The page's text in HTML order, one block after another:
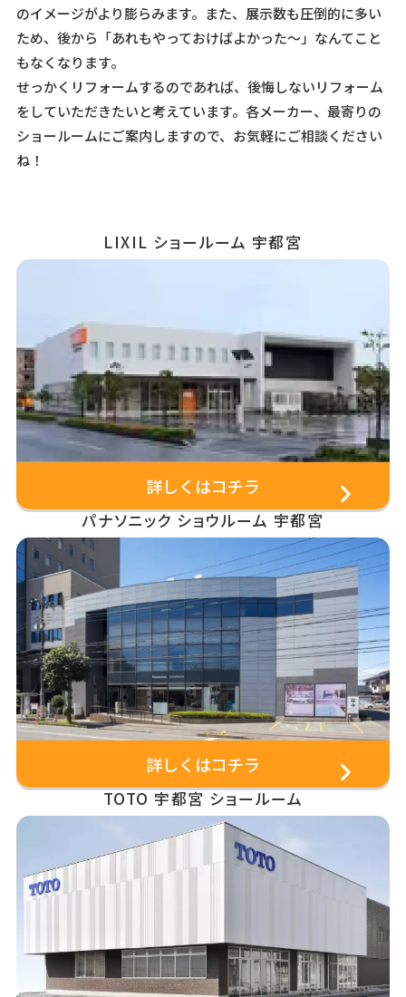
のイメージがより膨らみます。また、展示数も圧倒的に多い
ため、後から「あれもやっておけばよかった～」なんてこと
もなくなります。
せっかくリフォームするのであれば、後悔しないリフォーム
をしていただきたいと考えています。各メーカー、最寄りの
ショールームにご案内しますので、お気軽にご相談ください
ね！
LIXIL ショールーム 宇都宮
詳しくはコチラ
パナソニック ショウルーム 宇都宮
詳しくはコチラ
TOTO 宇都宮 ショールーム